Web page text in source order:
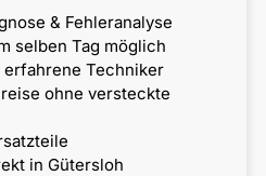
& Fehleranalyse
selben Tag möglich
Techniker
ohne versteckte
in Gütersloh